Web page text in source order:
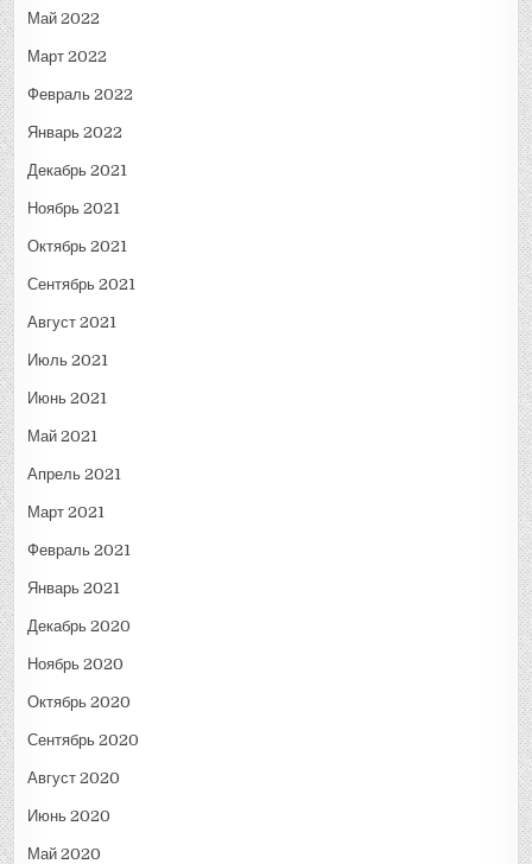
Май 2022
Март 2022
Февраль 2022
Январь 2022
Декабрь 2021
Ноябрь 2021
Октябрь 2021
Сентябрь 2021
Август 2021
Июль 2021
Июнь 2021
Май 2021
Апрель 2021
Март 2021
Февраль 2021
Январь 2021
Декабрь 2020
Ноябрь 2020
Октябрь 2020
Сентябрь 2020
Август 2020
Июнь 2020
Май 2020